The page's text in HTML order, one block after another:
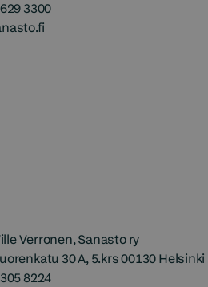
3300
Verronen, Sanasto ry
30 A, 5.krs 00130 Helsinki
8224